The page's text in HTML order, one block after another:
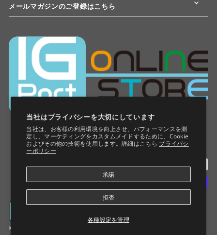
当社はプライバシーを大切にしています
当社は、お客様の利用環境を向上させ、パフォーマンスを測
定し、マーケティングをカスタムメイドするために、Cookie
およびその他の技術を使用します。詳細はこちら プライバシ
ーポリシー
各種設定を管理
承諾
拒否
メールマガジンのご登録はこちら
© 2026 IG Port ONLINE STORE